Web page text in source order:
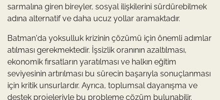
sarmalına giren bireyler, sosyal ilişkilerini sürdürebilmek
adına alternatif ve daha ucuz yollar aramaktadır.
Batman'da yoksulluk krizinin çözümü için önemli adımlar
atılması gerekmektedir. İşsizlik oranının azaltılması,
ekonomik fırsatların yaratılması ve halkın eğitim
seviyesinin artırılması bu sürecin başarıyla sonuçlanması
için kritik unsurlardır. Ayrıca, toplumsal dayanışma ve
destek projeleriyle bu probleme çözüm bulunabilir.